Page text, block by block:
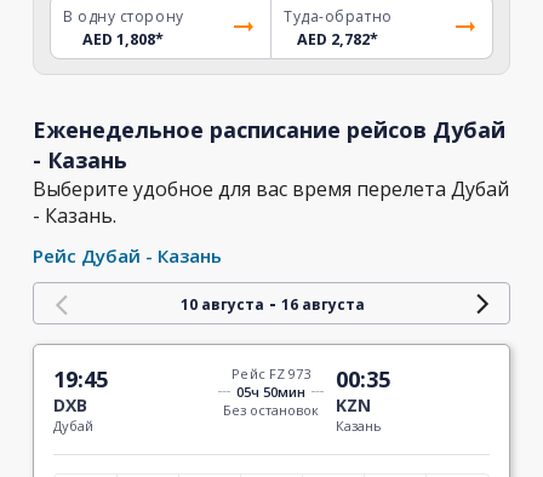
В одну сторону
AED 1,808*
Туда-обратно
AED 2,782*
Еженедельное расписание рейсов Дубай
- Казань
Выберите удобное для вас время перелета Дубай
- Казань.
Рейс Дубай - Казань
10 августа - 16 августа
19:45
DXB
Дубай
Рейс FZ 973
05ч 50мин
Без остановок
00:35
KZN
Казань